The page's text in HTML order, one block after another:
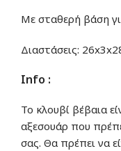
Με σταθερή βάση
Διαστάσεις:
Info :
Το κλουβί βέβαια
αξεσουάρ που
σας. Θα πρέπει να